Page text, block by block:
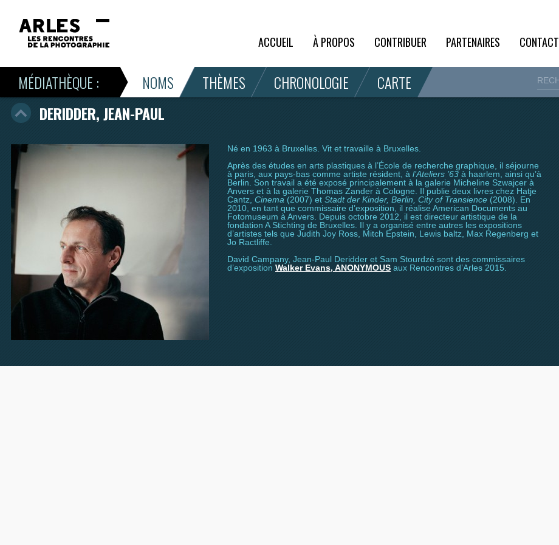
ACCUEIL À PROPOS CONTRIBUER PARTENAIRES CONTACT
MÉDIATHÈQUE : NOMS THÈMES CHRONOLOGIE CARTE
DERIDDER, JEAN-PAUL
Né en 1963 à Bruxelles. Vit et travaille à Bruxelles.
Après des études en arts plastiques à l’École de recherche graphique, il séjourne
à paris, aux pays-bas comme artiste résident, à l’Ateliers ’63 à haarlem, ainsi qu’à
Berlin. Son travail a été exposé principalement à la galerie Micheline Szwajcer à
Anvers et à la galerie Thomas Zander à Cologne. Il publie deux livres chez Hatje
Cantz, Cinema (2007) et Stadt der Kinder, Berlin, City of Transience (2008). En
2010, en tant que commissaire d’exposition, il réalise American Documents au
Fotomuseum à Anvers. Depuis octobre 2012, il est directeur artistique de la
fondation A Stichting de Bruxelles. Il y a organisé entre autres les expositions
d’artistes tels que Judith Joy Ross, Mitch Epstein, Lewis baltz, Max Regenberg et
Jo Ractliffe.
David Campany, Jean-Paul Deridder et Sam Stourdzé sont des commissaires
d’exposition Walker Evans, ANONYMOUS aux Rencontres d’Arles 2015.